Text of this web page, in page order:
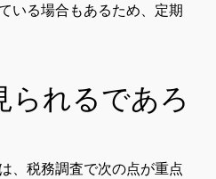
いる場合もあるため、定期
られるであろ
、税務調査で次の点が重点